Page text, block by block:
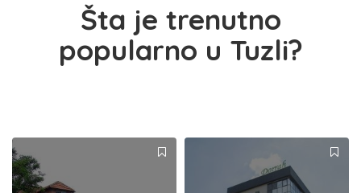
Šta je trenutno
popularno u Tuzli?